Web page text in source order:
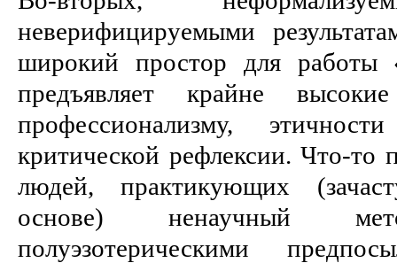
неверифицируемыми
широкий простор для работы
предъявляет крайне
профессионализму,
критической рефлексии. Что-то
людей, практикующих
основе) ненаучный
полуэзотерическими